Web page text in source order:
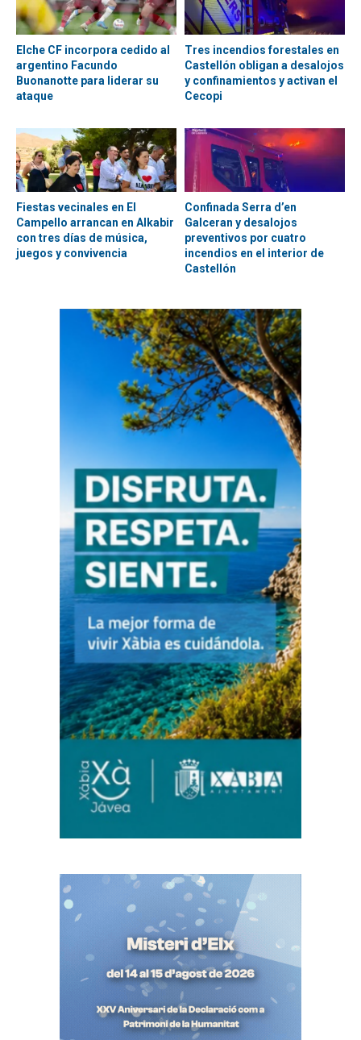
Elche CF incorpora cedido al
argentino Facundo
Buonanotte para liderar su
ataque
Tres incendios forestales en
Castellón obligan a desalojos
y confinamientos y activan el
Cecopi
Fiestas vecinales en El
Campello arrancan en Alkabir
con tres días de música,
juegos y convivencia
Confinada Serra d’en
Galceran y desalojos
preventivos por cuatro
incendios en el interior de
Castellón